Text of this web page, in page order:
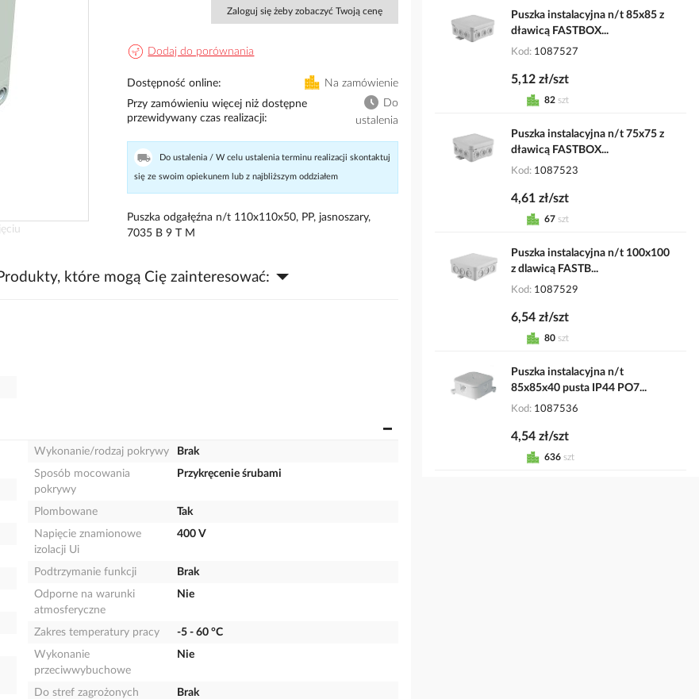
Zaloguj się żeby zobaczyć Twoją cenę
Dodaj do porównania
Dostępność online
Na zamówienie
Przy zamówieniu więcej niż dostępne
przewidywany czas realizacji
Do
ustalenia
Do ustalenia / W celu ustalenia terminu realizacji skontaktuj
się ze swoim opiekunem lub z najbliższym oddziałem
Puszka odgałęźna n/t 110x110x50, PP, jasnoszary,
7035 B 9 T M
które mogą Cię zainteresować:
Wykonanie/rodzaj pokrywy
Brak
Sposób mocowania
pokrywy
Przykręcenie śrubami
Plombowane
Tak
Napięcie znamionowe
izolacji Ui
400 V
Podtrzymanie funkcji
Brak
Odporne na warunki
atmosferyczne
Nie
Zakres temperatury pracy
-5 - 60 °C
Wykonanie
przeciwwybuchowe
Nie
Do stref zagrożonych
Brak
Puszka instalacyjna n/t 85x85 z
dławicą FASTBOX...
Kod 1087527
5,12 zł/szt
82 szt
Puszka instalacyjna n/t 75x75 z
dławicą FASTBOX...
Kod 1087523
4,61 zł/szt
67 szt
Puszka instalacyjna n/t 100x100
z dlawicą FASTB...
Kod 1087529
6,54 zł/szt
80 szt
Puszka instalacyjna n/t
85x85x40 pusta IP44 PO7...
Kod 1087536
4,54 zł/szt
636 szt